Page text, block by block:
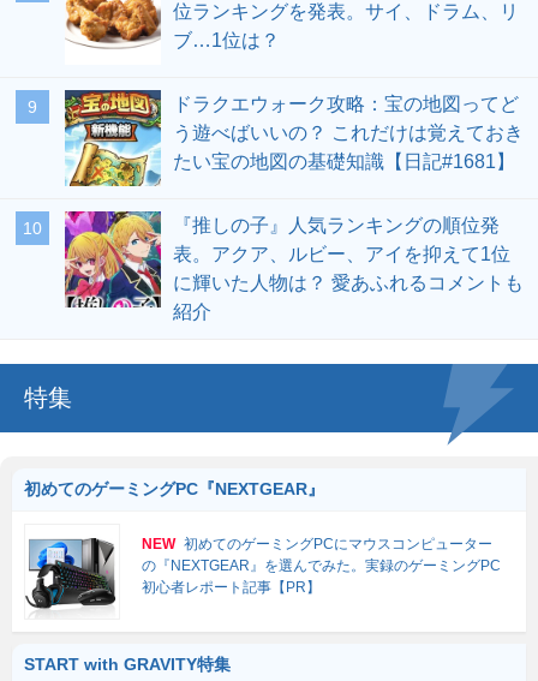
位ランキングを発表。サイ、ドラム、リ
ブ…1位は？
ドラクエウォーク攻略：宝の地図ってど
う遊べばいいの？ これだけは覚えておき
たい宝の地図の基礎知識【日記#1681】
『推しの子』人気ランキングの順位発
表。アクア、ルビー、アイを抑えて1位
に輝いた人物は？ 愛あふれるコメントも
紹介
特集
初めてのゲーミングPC『NEXTGEAR』
NEW 初めてのゲーミングPCにマウスコンピューター
の『NEXTGEAR』を選んでみた。実録のゲーミングPC
初心者レポート記事【PR】
START with GRAVITY特集